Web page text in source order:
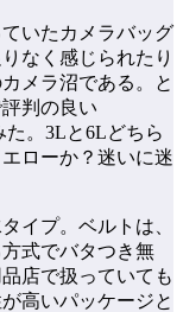
いたカメラバッグ
なく感じられたり
メラ沼である。と
判の良い
。3Lと6Lどちら
ローか？迷いに迷
イプ。ベルトは、
式でバタつき無
店で扱っていても
高いパッケージと